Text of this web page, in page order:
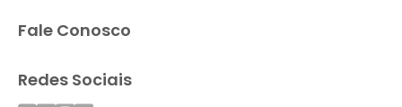
Fale Conosco
Redes Sociais